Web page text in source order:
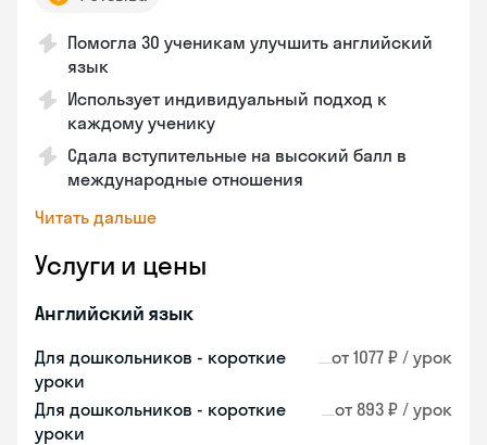
Помогла 30 ученикам улучшить английский
язык
Использует индивидуальный подход к
каждому ученику
Сдала вступительные на высокий балл в
международные отношения
Читать дальше
Услуги и цены
Английский язык
Для дошкольников - короткие
уроки
от 1077 ₽ / урок
Для дошкольников - короткие
уроки
от 893 ₽ / урок